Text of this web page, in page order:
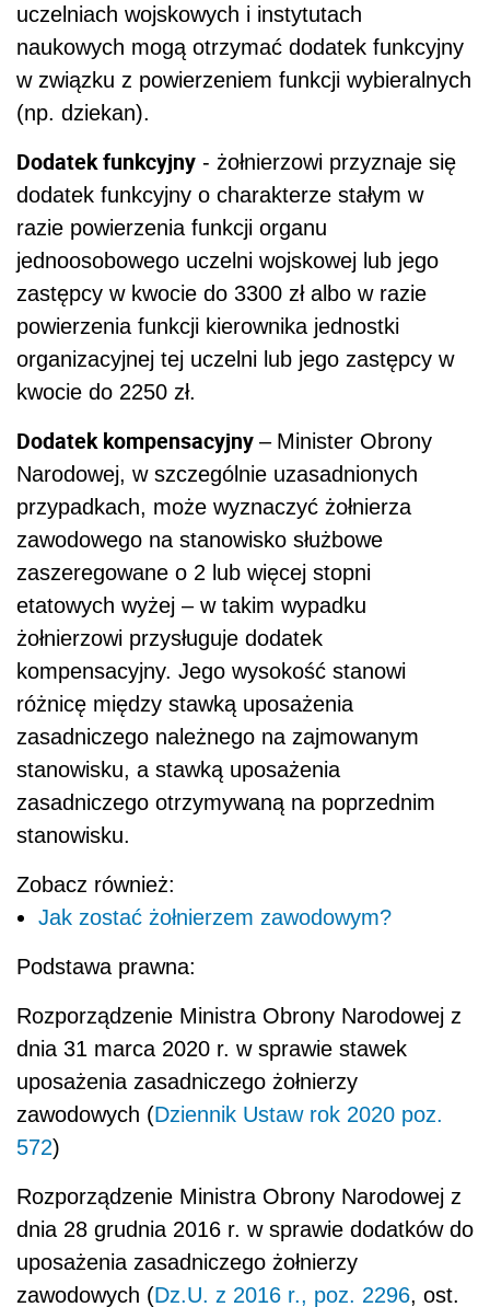
uczelniach wojskowych i instytutach
naukowych mogą otrzymać dodatek funkcyjny
w związku z powierzeniem funkcji wybieralnych
(np. dziekan).
Dodatek funkcyjny - żołnierzowi przyznaje się
dodatek funkcyjny o charakterze stałym w
razie powierzenia funkcji organu
jednoosobowego uczelni wojskowej lub jego
zastępcy w kwocie do 3300 zł albo w razie
powierzenia funkcji kierownika jednostki
organizacyjnej tej uczelni lub jego zastępcy w
kwocie do 2250 zł.
Dodatek kompensacyjny – Minister Obrony
Narodowej, w szczególnie uzasadnionych
przypadkach, może wyznaczyć żołnierza
zawodowego na stanowisko służbowe
zaszeregowane o 2 lub więcej stopni
etatowych wyżej – w takim wypadku
żołnierzowi przysługuje dodatek
kompensacyjny. Jego wysokość stanowi
różnicę między stawką uposażenia
zasadniczego należnego na zajmowanym
stanowisku, a stawką uposażenia
zasadniczego otrzymywaną na poprzednim
stanowisku.
Zobacz również:
Jak zostać żołnierzem zawodowym?
Podstawa prawna:
Rozporządzenie Ministra Obrony Narodowej z
dnia 31 marca 2020 r. w sprawie stawek
uposażenia zasadniczego żołnierzy
zawodowych (Dziennik Ustaw rok 2020 poz.
572)
Rozporządzenie Ministra Obrony Narodowej z
dnia 28 grudnia 2016 r. w sprawie dodatków do
uposażenia zasadniczego żołnierzy
zawodowych (Dz.U. z 2016 r., poz. 2296, ost.